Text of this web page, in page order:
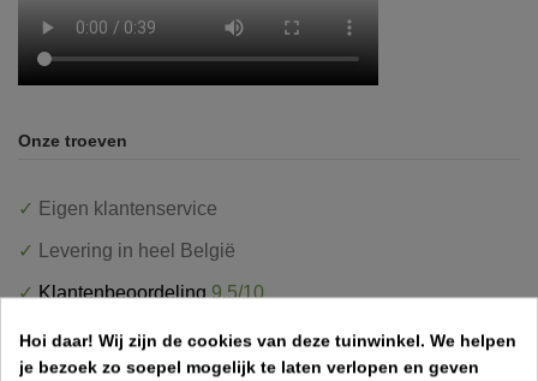
Onze troeven
✓ Eigen klantenservice
✓ Levering in heel België
✓Klantenbeoordeling 9.5/10
✓Veilig betalen
Hoi daar! Wij zijn de cookies van deze tuinwinkel. We helpen
je bezoek zo soepel mogelijk te laten verlopen en geven